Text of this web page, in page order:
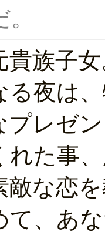
貴族子
る夜は
プレゼ
れた事
敵な恋
て、あ